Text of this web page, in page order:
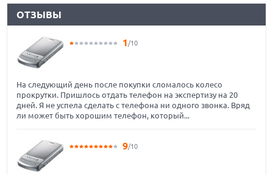
ОТЗЫВЫ
1/10
На следующий день после покупки сломалось колесо
прокрутки. Пришлось отдать телефон на экспертизу на 20
дней. Я не успела сделать с телефона ни одного звонка. Вряд
ли может быть хорошим телефон, который...
9/10